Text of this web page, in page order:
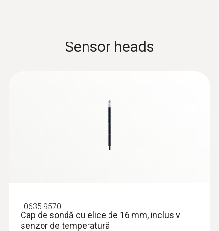
Sensor heads
: 0635 9570
Cap de sondă cu elice de 16 mm, inclusiv
senzor de temperatură